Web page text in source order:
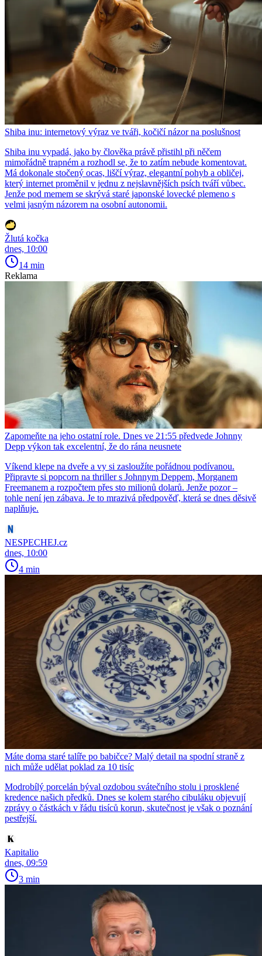
Shiba inu: internetový výraz ve tváři, kočičí názor na poslušnost
Shiba inu vypadá, jako by člověka právě přistihl při něčem
mimořádně trapném a rozhodl se, že to zatím nebude komentovat.
Má dokonale stočený ocas, liščí výraz, elegantní pohyb a obličej,
který internet proměnil v jednu z nejslavnějších psích tváří vůbec.
Jenže pod memem se skrývá staré japonské lovecké plemeno s
velmi jasným názorem na osobní autonomii.
Žlutá kočka
dnes, 10:00
14 min
Reklama
Zapomeňte na jeho ostatní role. Dnes ve 21:55 předvede Johnny
Depp výkon tak excelentní, že do rána neusnete
Víkend klepe na dveře a vy si zasloužíte pořádnou podívanou.
Připravte si popcorn na thriller s Johnnym Deppem, Morganem
Freemanem a rozpočtem přes sto milionů dolarů. Jenže pozor –
tohle není jen zábava. Je to mrazivá předpověď, která se dnes děsivě
naplňuje.
NESPECHEJ.cz
dnes, 10:00
4 min
Máte doma staré talíře po babičce? Malý detail na spodní straně z
nich může udělat poklad za 10 tisíc
Modrobílý porcelán býval ozdobou svátečního stolu i prosklené
kredence našich předků. Dnes se kolem starého cibuláku objevují
zprávy o částkách v řádu tisíců korun, skutečnost je však o poznání
pestřejší.
Kapitalio
dnes, 09:59
3 min